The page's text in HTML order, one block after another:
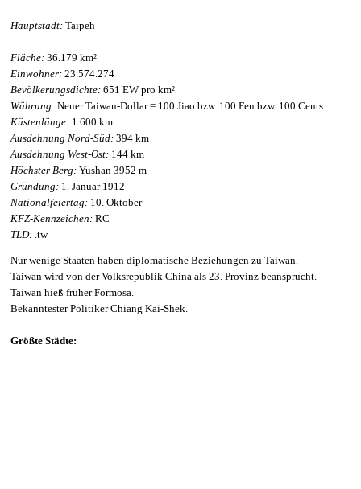
Hauptstadt: Taipeh
Fläche: 36.179 km²
Einwohner: 23.574.274
Bevölkerungsdichte: 651 EW pro km²
Währung: Neuer Taiwan-Dollar = 100 Jiao bzw. 100 Fen bzw. 100 Cents
Küstenlänge: 1.600 km
Ausdehnung Nord-Süd: 394 km
Ausdehnung West-Ost: 144 km
Höchster Berg: Yushan 3952 m
Gründung: 1. Januar 1912
Nationalfeiertag: 10. Oktober
KFZ-Kennzeichen: RC
TLD: .tw
Nur wenige Staaten haben diplomatische Beziehungen zu Taiwan.
Taiwan wird von der Volksrepublik China als 23. Provinz beansprucht.
Taiwan hieß früher Formosa.
Bekanntester Politiker Chiang Kai-Shek.
Größte Städte: